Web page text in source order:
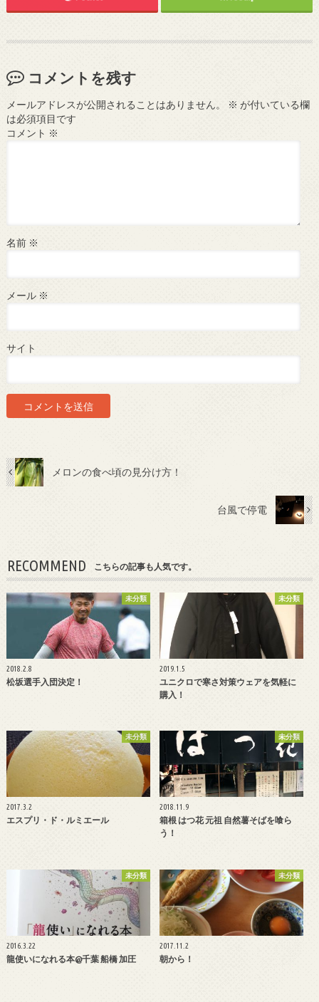
コメントを残す
メールアドレスが公開されることはありません。 ※ が付いている欄
は必須項目です
コメント ※
名前 ※
メール ※
サイト
メロンの食べ頃の見分け方！
台風で停電
RECOMMEND こちらの記事も人気です。
未分類
2018.2.8
松坂選手入団決定！
未分類
2019.1.5
ユニクロで寒さ対策ウェアを気軽に
購入！
未分類
2017.3.2
エスプリ・ド・ルミエール
未分類
2018.11.9
箱根 はつ花 元祖 自然薯そばを喰ら
う！
未分類
2016.3.22
龍使いになれる本@千葉 船橋 加圧
未分類
2017.11.2
朝から！